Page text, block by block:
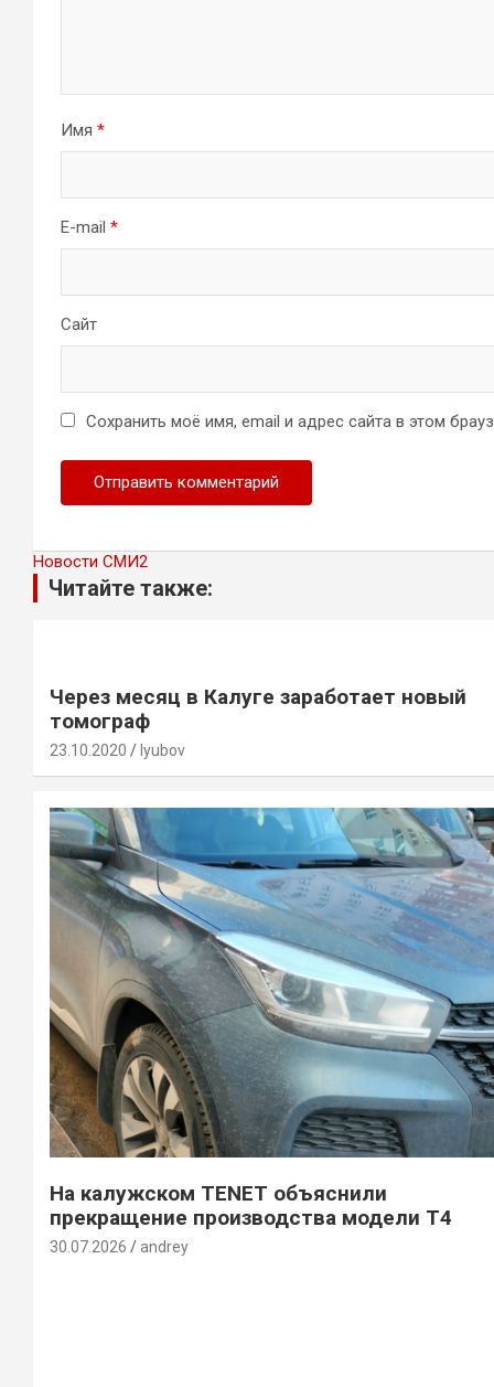
Имя *
E-mail *
Сайт
Сохранить моё имя, email и адрес сайта в этом
Новости СМИ2
Читайте также:
Через месяц в Калуге заработает новый
томограф
23.10.2020 lyubov
На калужском TENET объяснили
прекращение производства модели T4
30.07.2026 andrey